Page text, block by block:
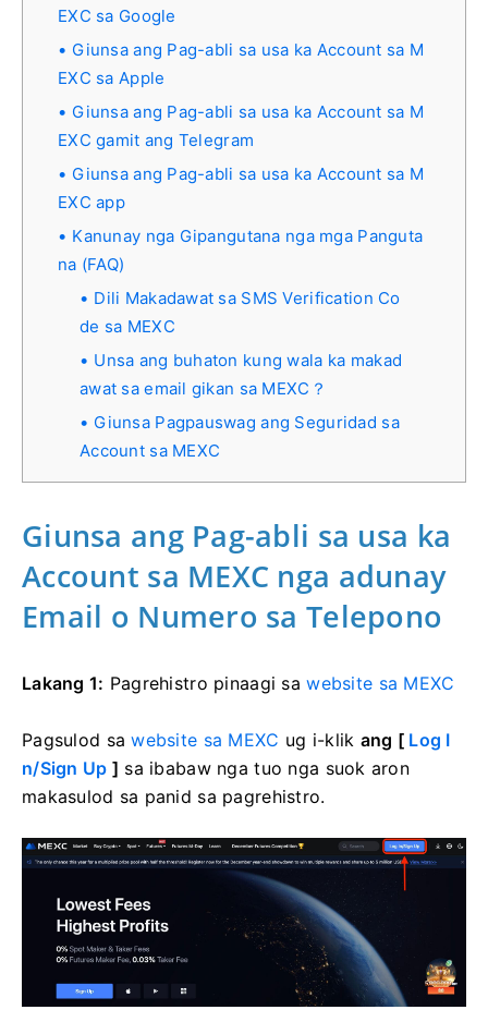
EXC sa Google
Giunsa ang Pag-abli sa usa ka Account sa M
EXC sa Apple
Giunsa ang Pag-abli sa usa ka Account sa M
EXC gamit ang Telegram
Giunsa ang Pag-abli sa usa ka Account sa M
EXC app
Kanunay nga Gipangutana nga mga Panguta
na (FAQ)
Dili Makadawat sa SMS Verification Co
de sa MEXC
Unsa ang buhaton kung wala ka makad
awat sa email gikan sa MEXC？
Giunsa Pagpauswag ang Seguridad sa
Account sa MEXC
Giunsa ang Pag-abli sa usa ka
Account sa MEXC nga adunay
Email o Numero sa Telepono
Lakang 1: Pagrehistro pinaagi sawebsite sa MEXC
Pagsulod sawebsite sa MEXC ug i-klik ang [ Log I
n/Sign Up ] sa ibabaw nga tuo nga suok aron
makasulod sa panid sa pagrehistro.